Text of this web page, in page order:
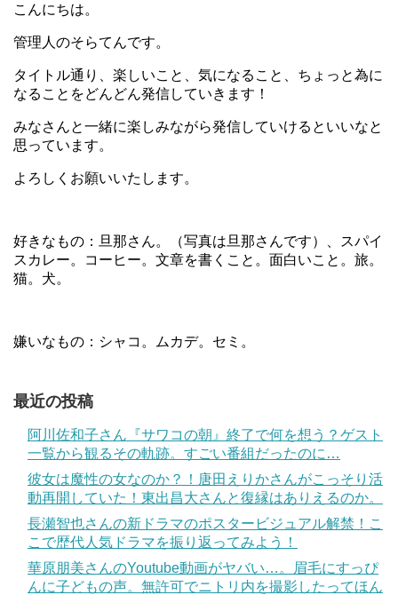
こんにちは。
管理人のそらてんです。
タイトル通り、楽しいこと、気になること、ちょっと為に
なることをどんどん発信していきます！
みなさんと一緒に楽しみながら発信していけるといいなと
思っています。
よろしくお願いいたします。
好きなもの：旦那さん。（写真は旦那さんです）、スパイ
スカレー。コーヒー。文章を書くこと。面白いこと。旅。
猫。犬。
嫌いなもの：シャコ。ムカデ。セミ。
最近の投稿
阿川佐和子さん『サワコの朝』終了で何を想う？ゲスト
一覧から観るその軌跡。すごい番組だったのに…
彼女は魔性の女なのか？！唐田えりかさんがこっそり活
動再開していた！東出昌大さんと復縁はありえるのか。
長瀬智也さんの新ドラマのポスタービジュアル解禁！こ
こで歴代人気ドラマを振り返ってみよう！
華原朋美さんのYoutube動画がヤバい…。眉毛にすっぴ
んに子どもの声。無許可でニトリ内を撮影したってほん